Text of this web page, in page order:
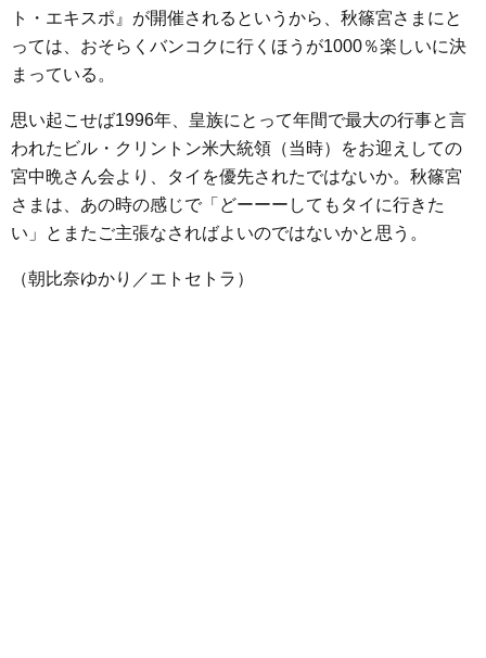
ト・エキスポ』が開催されるというから、秋篠宮さまにと
っては、おそらくバンコクに行くほうが1000％楽しいに決
まっている。
思い起こせば1996年、皇族にとって年間で最大の行事と言
われたビル・クリントン米大統領（当時）をお迎えしての
宮中晩さん会より、タイを優先されたではないか。秋篠宮
さまは、あの時の感じで「どーーーしてもタイに行きた
い」とまたご主張なさればよいのではないかと思う。
（朝比奈ゆかり／エトセトラ）